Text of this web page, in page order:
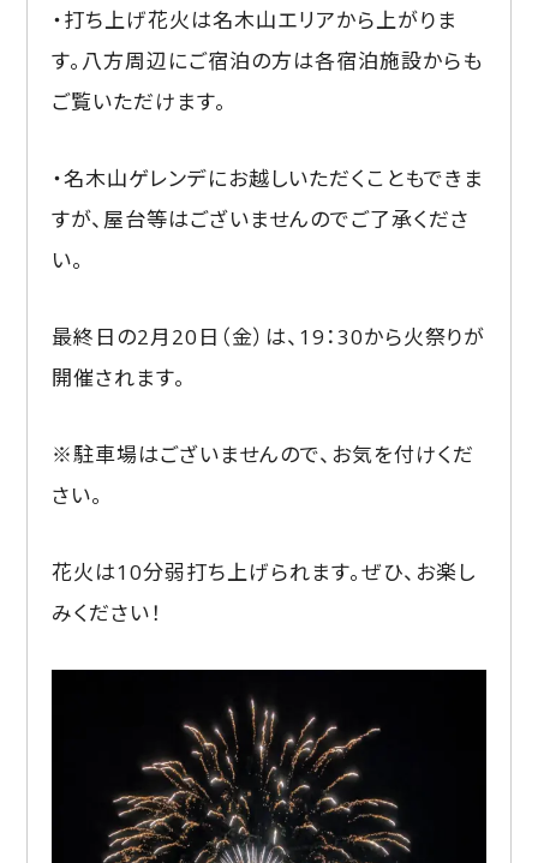
・打ち上げ花火は名木山エリアから上がりま
す。八方周辺にご宿泊の方は各宿泊施設からも
ご覧いただけます。
・名木山ゲレンデにお越しいただくこともできま
すが、屋台等はございませんのでご了承くださ
い。
最終日の2月20日（金）は、19：30から火祭りが
開催されます。
※駐車場はございませんので、お気を付けくだ
さい。
花火は10分弱打ち上げられます。ぜひ、お楽し
みください！